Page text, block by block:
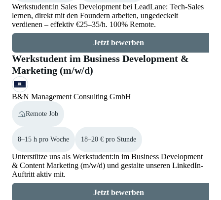
Werkstudent:in Sales Development bei LeadLane: Tech-Sales
lernen, direkt mit den Foundern arbeiten, ungedeckelt
verdienen – effektiv €25–35/h. 100% Remote.
Jetzt bewerben
Werkstudent im Business Development &
Marketing (m/w/d)
B&N Management Consulting GmbH
Remote Job
8–15 h pro Woche 18–20 € pro Stunde
Unterstütze uns als Werkstudent:in im Business Development
& Content Marketing (m/w/d) und gestalte unseren LinkedIn-
Auftritt aktiv mit.
Jetzt bewerben